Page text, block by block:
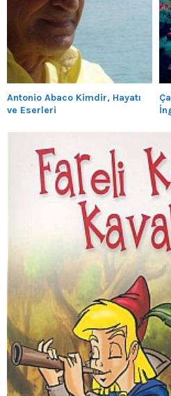
Antonio Abaco Kimdir, Hayatı
ve Eserleri